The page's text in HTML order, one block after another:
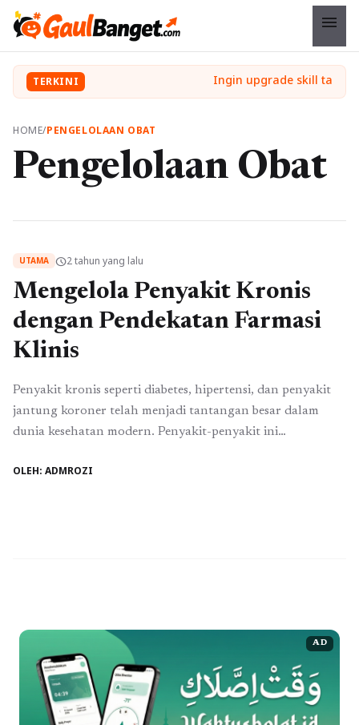
menu
TERKINI
HOME/PENGELOLAAN OBAT
Pengelolaan Obat
UTAMA schedule2 tahun yang lalu
Mengelola Penyakit Kronis
dengan Pendekatan Farmasi
Klinis
Penyakit kronis seperti diabetes, hipertensi, dan penyakit
jantung koroner telah menjadi tantangan besar dalam
dunia kesehatan modern. Penyakit-penyakit ini
hanya mengandalkan pengobatan tetapi juga perubahan
OLEH: ADMROZI
AD